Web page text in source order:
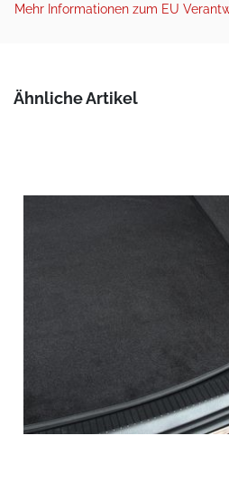
Mehr Informationen zum EU
Ähnliche Artikel